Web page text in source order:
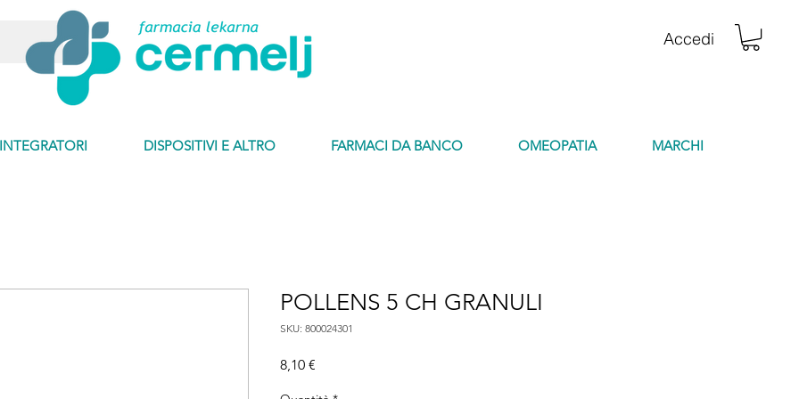
Accedi
INTEGRATORI DISPOSITIVI E ALTRO FARMACI DA BANCO OMEOPATIA MARCHI
POLLENS 5 CH GRANULI
SKU: 800024301
8,10 €